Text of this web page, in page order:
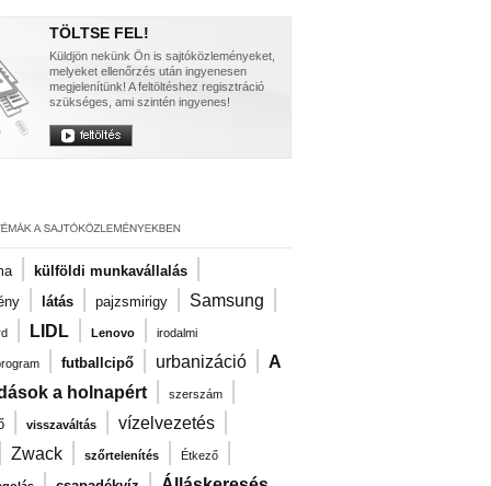
TÖLTSE FEL!
Küldjön nekünk Ön is sajtóközleményeket,
melyeket ellenőrzés után ingyenesen
megjelenítünk! A feltöltéshez regisztráció
szükséges, ami szintén ingyenes!
| külföldi munkavállalás |
| látás | pajzsmirigy | Samsung |
| LIDL | Lenovo | irodalmi
| futballcipő | urbanizáció | A
a holnapért | szerszám |
| visszaváltás | vízelvezetés |
| Zwack | szőrtelenítés | Étkező |